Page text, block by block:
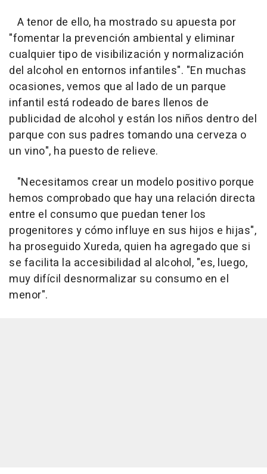
A tenor de ello, ha mostrado su apuesta por
"fomentar la prevención ambiental y eliminar
cualquier tipo de visibilización y normalización
del alcohol en entornos infantiles". "En muchas
ocasiones, vemos que al lado de un parque
infantil está rodeado de bares llenos de
publicidad de alcohol y están los niños dentro del
parque con sus padres tomando una cerveza o
un vino", ha puesto de relieve.
"Necesitamos crear un modelo positivo porque
hemos comprobado que hay una relación directa
entre el consumo que puedan tener los
progenitores y cómo influye en sus hijos e hijas",
ha proseguido Xureda, quien ha agregado que si
se facilita la accesibilidad al alcohol, "es, luego,
muy difícil desnormalizar su consumo en el
menor".